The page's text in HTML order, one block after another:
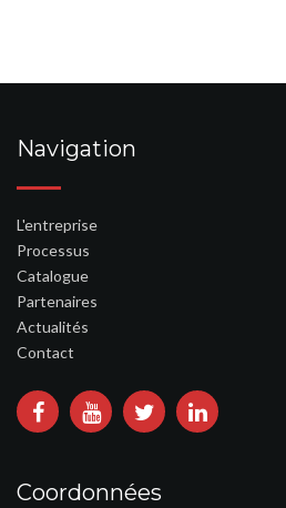
Navigation
L'entreprise
Processus
Catalogue
Partenaires
Actualités
Contact
Coordonnées